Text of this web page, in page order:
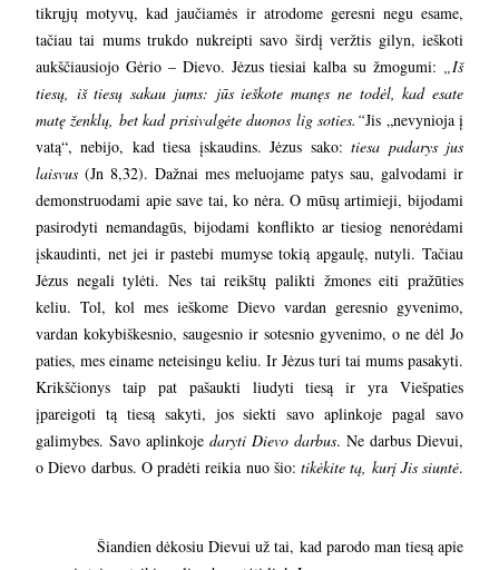
tikrųjų motyvų, kad jaučiamės ir atrodome geresni negu esame,
tačiau tai mums trukdo nukreipti savo širdį veržtis gilyn, ieškoti
aukščiausiojo Gėrio – Dievo. Jėzus tiesiai kalba su žmogumi: „Iš
tiesų, iš tiesų sakau jums: jūs ieškote manęs ne todėl, kad esate
matę ženklų, bet kad prisivalgėte duonos lig soties.“Jis „nevynioja į
vatą“, nebijo, kad tiesa įskaudins. Jėzus sako:tiesa padarys jus
laisvus (Jn 8,32). Dažnai mes meluojame patys sau, galvodami ir
demonstruodami apie save tai, ko nėra. O mūsų artimieji, bijodami
pasirodyti nemandagūs, bijodami konflikto ar tiesiog nenorėdami
įskaudinti, net jei ir pastebi mumyse tokią apgaulę, nutyli. Tačiau
Jėzus negali tylėti. Nes tai reikštų palikti žmones eiti pražūties
keliu. Tol, kol mes ieškome Dievo vardan geresnio gyvenimo,
vardan kokybiškesnio, saugesnio ir sotesnio gyvenimo, o ne dėl Jo
paties, mes einame neteisingu keliu. Ir Jėzus turi tai mums pasakyti.
Krikščionys taip pat pašaukti liudyti tiesą ir yra Viešpaties
įpareigoti tą tiesą sakyti, jos siekti savo aplinkoje pagal savo
galimybes. Savo aplinkoje daryti Dievo darbus. Ne darbus Dievui,
o Dievo darbus. O pradėti reikia nuo šio: tikėkite tą, kurį Jis siuntė.
Šiandien dėkosiu Dievui už tai, kad parodo man tiesą apie